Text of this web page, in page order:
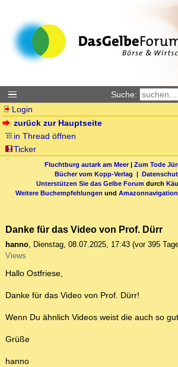
Suche:
Login
zurück zur Hauptseite
in Thread öffnen
Ticker
Fluchtburg autark am Meer| Zum Tode
Bücher vom Kopp-Verlag |
Unterstützen Sie das Gelbe Forum durch
Weitere Buchempfehlungen und Amazonnavigation
Danke für das Video von Prof. Dürr
hanno, Dienstag, 08.07.2025, 17:43 (vor 395
Views
Hallo Ostfriese,
Danke für das Video von Prof. Dürr!
Wenn Du ähnlich Videos weist die auch so
Grüße
hanno